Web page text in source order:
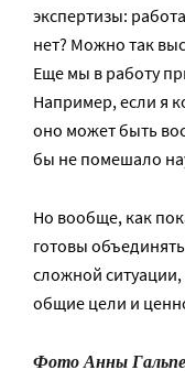
экспертизы:
нет? Можно так
Еще мы в работу
Например, если я
оно может быть
бы не помешало
Но вообще, как
готовы
сложной ситуации,
общие цели и
Фото Анны